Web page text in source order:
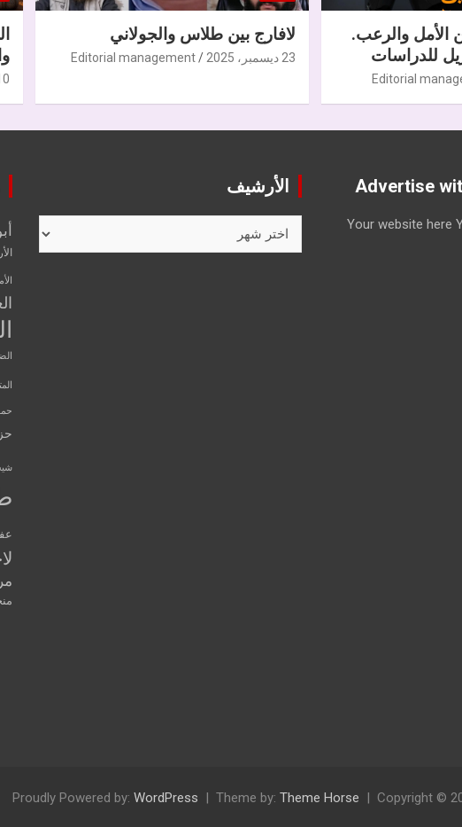
الأمل والرعب.
للدراسات
Editorial
لافارج بين طلاس والجولاني
23 ديسمبر، 2025 Editorial management
10
Your website here
الأرشيف
Copyright ©
Theme by: Theme Horse
Proudly Powered by: WordPress